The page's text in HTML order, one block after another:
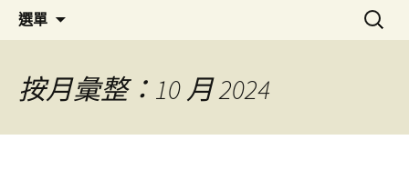
選單
容
區
搜
尋
按月彙整：10 月 2024